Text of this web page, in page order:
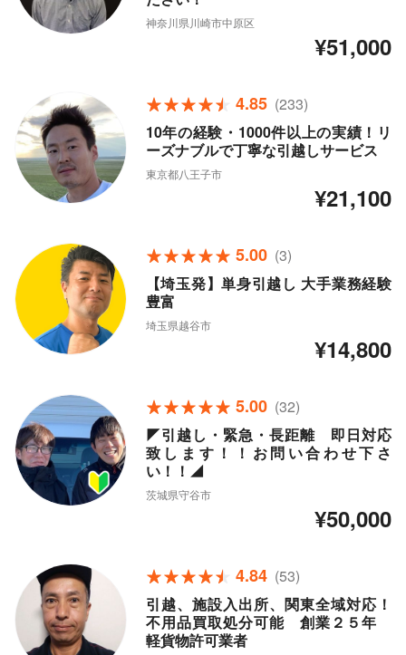
神奈川県川崎市中原区
¥51,000
4.85 (233)
10年の経験・1000件以上の実績！リ
ーズナブルで丁寧な引越しサービス
東京都八王子市
¥21,100
5.00 (3)
【埼玉発】単身引越し 大手業務経験
豊富
埼玉県越谷市
¥14,800
5.00 (32)
◤引越し・緊急・長距離 即日対応
致します！！お問い合わせ下さ
い！！◢
茨城県守谷市
¥50,000
4.84 (53)
引越、施設入出所、関東全域対応！
不用品買取処分可能 創業２５年
軽貨物許可業者